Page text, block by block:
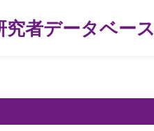
究者データベース